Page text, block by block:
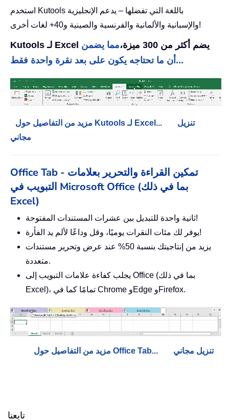
استخدم Kutools باللغة التي تفضلها – يدعم الإنجليزية
والإسبانية والألمانية والفرنسية والصينية و40+ لغات أخرى!
Kutools لـ Excel يضم أكثر من 300 ميزة،
مما يضمن
أن ما تحتاجه يكون على بعد نقرة واحدة فقط...
مزيد من التفاصيل حول Kutools لـ Excel...
تنزيل
مجاني
Office Tab - تمكين القراءة والتحرير بعلامات
التبويب في Microsoft Office (بما في ذلك
Excel)
ثانية واحدة للتبديل بين عشرات المستندات المفتوحة!
يوفر لك مئات النقرات يوميًا، وقل وداعًا لألم يد الفأرة!
يزيد من إنتاجيتك بنسبة 50% عند عرض وتحرير مستندات
متعددة.
يجلب كفاءة علامات التبويب إلى Office (بما في ذلك
Excel)، تمامًا كما في Chrome وEdge وFirefox.
مزيد من التفاصيل حول Office Tab... تنزيل مجاني
تابعنا